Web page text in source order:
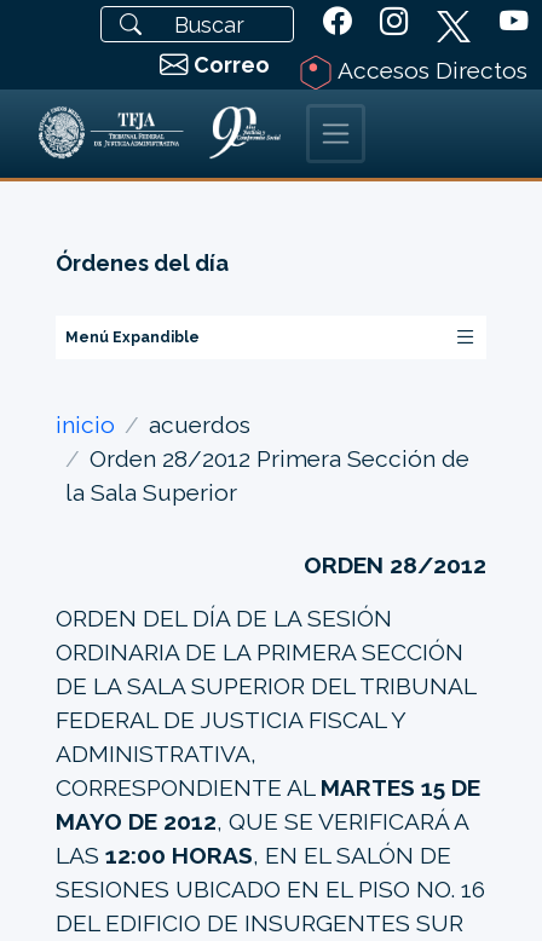
Correo Accesos Directos
Órdenes del día
Menú Expandible
inicio
acuerdos
Orden 28/2012 Primera Sección de
la Sala Superior
ORDEN 28/2012
ORDEN DEL DÍA DE LA SESIÓN
ORDINARIA DE LA PRIMERA SECCIÓN
DE LA SALA SUPERIOR DEL TRIBUNAL
FEDERAL DE JUSTICIA FISCAL Y
ADMINISTRATIVA,
CORRESPONDIENTE AL MARTES 15 DE
MAYO DE 2012, QUE SE VERIFICARÁ A
LAS 12:00 HORAS, EN EL SALÓN DE
SESIONES UBICADO EN EL PISO NO. 16
DEL EDIFICIO DE INSURGENTES SUR